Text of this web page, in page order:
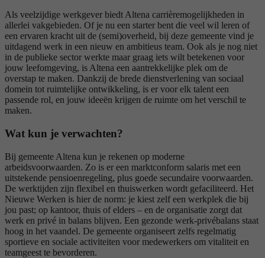
Als veelzijdige werkgever biedt Altena carrièremogelijkheden in
allerlei vakgebieden. Of je nu een starter bent die veel wil leren of
een ervaren kracht uit de (semi)overheid, bij deze gemeente vind je
uitdagend werk in een nieuw en ambitieus team. Ook als je nog niet
in de publieke sector werkte maar graag iets wilt betekenen voor
jouw leefomgeving, is Altena een aantrekkelijke plek om de
overstap te maken. Dankzij de brede dienstverlening van sociaal
domein tot ruimtelijke ontwikkeling, is er voor elk talent een
passende rol, en jouw ideeën krijgen de ruimte om het verschil te
maken.
Wat kun je verwachten?
Bij gemeente Altena kun je rekenen op moderne
arbeidsvoorwaarden. Zo is er een marktconform salaris met een
uitstekende pensioenregeling, plus goede secundaire voorwaarden.
De werktijden zijn flexibel en thuiswerken wordt gefaciliteerd. Het
Nieuwe Werken is hier de norm: je kiest zelf een werkplek die bij
jou past; op kantoor, thuis of elders – en de organisatie zorgt dat
werk en privé in balans blijven. Een gezonde werk-privébalans staat
hoog in het vaandel. De gemeente organiseert zelfs regelmatig
sportieve en sociale activiteiten voor medewerkers om vitaliteit en
teamgeest te bevorderen.